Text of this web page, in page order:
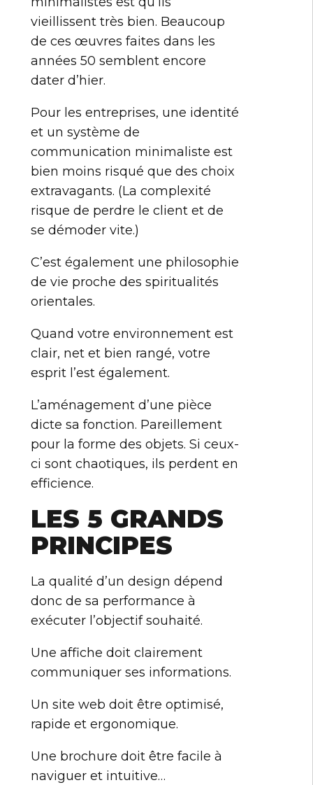
vieillissent très bien. Beaucoup
de ces œuvres faites dans les
années 50 semblent encore
dater d’hier.
Pour les entreprises, une identité
et un système de
communication minimaliste est
bien moins risqué que des choix
extravagants. (La complexité
risque de perdre le client et de
se démoder vite.)
C’est également une philosophie
de vie proche des spiritualités
orientales.
Quand votre environnement est
clair, net et bien rangé, votre
esprit l’est également.
L’aménagement d’une pièce
dicte sa fonction. Pareillement
pour la forme des objets. Si ceux-
ci sont chaotiques, ils perdent en
efficience.
LES 5 GRANDS
PRINCIPES
La qualité d’un design dépend
donc de sa performance à
exécuter l’objectif souhaité.
Une affiche doit clairement
communiquer ses informations.
Un site web doit être optimisé,
rapide et ergonomique.
Une brochure doit être facile à
naviguer et intuitive…